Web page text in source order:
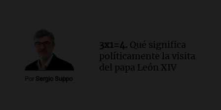
Por Sergio Suppo
3x1=4. Qué significa
políticamente la visita
del papa León XIV